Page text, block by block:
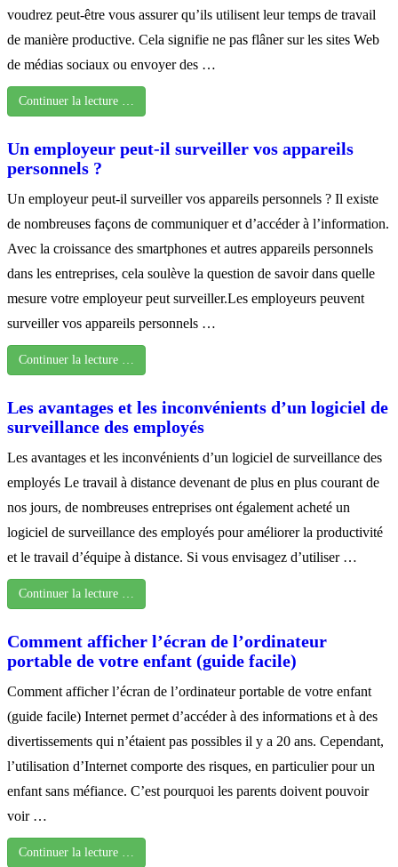
voudrez peut-être vous assurer qu’ils utilisent leur temps de travail
de manière productive. Cela signifie ne pas flâner sur les sites Web
de médias sociaux ou envoyer des …
Continuer la lecture …
Un employeur peut-il surveiller vos appareils
personnels ?
Un employeur peut-il surveiller vos appareils personnels ? Il existe
de nombreuses façons de communiquer et d’accéder à l’information.
Avec la croissance des smartphones et autres appareils personnels
dans les entreprises, cela soulève la question de savoir dans quelle
mesure votre employeur peut surveiller.Les employeurs peuvent
surveiller vos appareils personnels …
Continuer la lecture …
Les avantages et les inconvénients d’un logiciel de
surveillance des employés
Les avantages et les inconvénients d’un logiciel de surveillance des
employés Le travail à distance devenant de plus en plus courant de
nos jours, de nombreuses entreprises ont également acheté un
logiciel de surveillance des employés pour améliorer la productivité
et le travail d’équipe à distance. Si vous envisagez d’utiliser …
Continuer la lecture …
Comment afficher l’écran de l’ordinateur
portable de votre enfant (guide facile)
Comment afficher l’écran de l’ordinateur portable de votre enfant
(guide facile) Internet permet d’accéder à des informations et à des
divertissements qui n’étaient pas possibles il y a 20 ans. Cependant,
l’utilisation d’Internet comporte des risques, en particulier pour un
enfant sans méfiance. C’est pourquoi les parents doivent pouvoir
voir …
Continuer la lecture …